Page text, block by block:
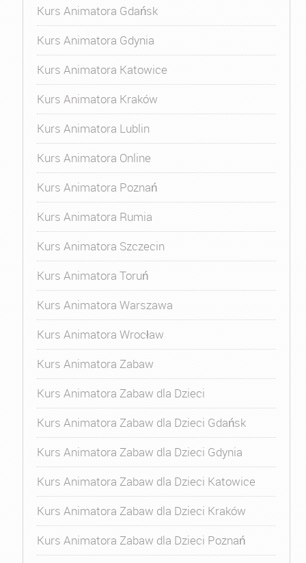
Kurs Animatora Gdańsk
Kurs Animatora Gdynia
Kurs Animatora Katowice
Kurs Animatora Kraków
Kurs Animatora Lublin
Kurs Animatora Online
Kurs Animatora Poznań
Kurs Animatora Rumia
Kurs Animatora Szczecin
Kurs Animatora Toruń
Kurs Animatora Warszawa
Kurs Animatora Wrocław
Kurs Animatora Zabaw
Kurs Animatora Zabaw dla Dzieci
Kurs Animatora Zabaw dla Dzieci Gdańsk
Kurs Animatora Zabaw dla Dzieci Gdynia
Kurs Animatora Zabaw dla Dzieci Katowice
Kurs Animatora Zabaw dla Dzieci Kraków
Kurs Animatora Zabaw dla Dzieci Poznań